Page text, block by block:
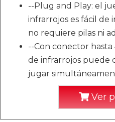
--Plug and Play: el
infrarrojos es fácil de
no requiere pilas ni
--Con conector hasta
de infrarrojos puede
jugar
Ver